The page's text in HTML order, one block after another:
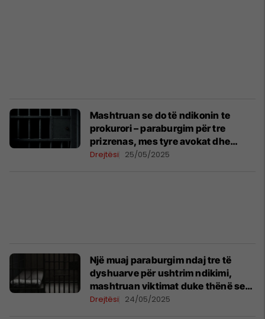
Mashtruan se do të ndikonin te
prokurori – paraburgim për tre
prizrenas, mes tyre avokat dhe
zyrtar gjyqësor
Drejtësi 25/05/2025
Një muaj paraburgim ndaj tre të
dyshuarve për ushtrim ndikimi,
mashtruan viktimat duke thënë se
kanë ndikim te prokurori
Drejtësi 24/05/2025